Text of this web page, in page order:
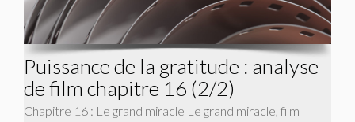
Puissance de la gratitude : analyse
de film chapitre 16 (2/2)
Chapitre 16 : Le grand miracle Le grand miracle, film